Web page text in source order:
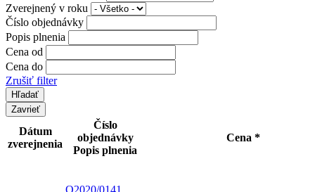
Zverejnený v roku
Číslo objednávky
Popis plnenia
Cena od
Cena do
Zrušiť filter
Zavrieť
Dátum
zverejnenia
Číslo
objednávky
Popis plnenia
Cena *
O2020/0141